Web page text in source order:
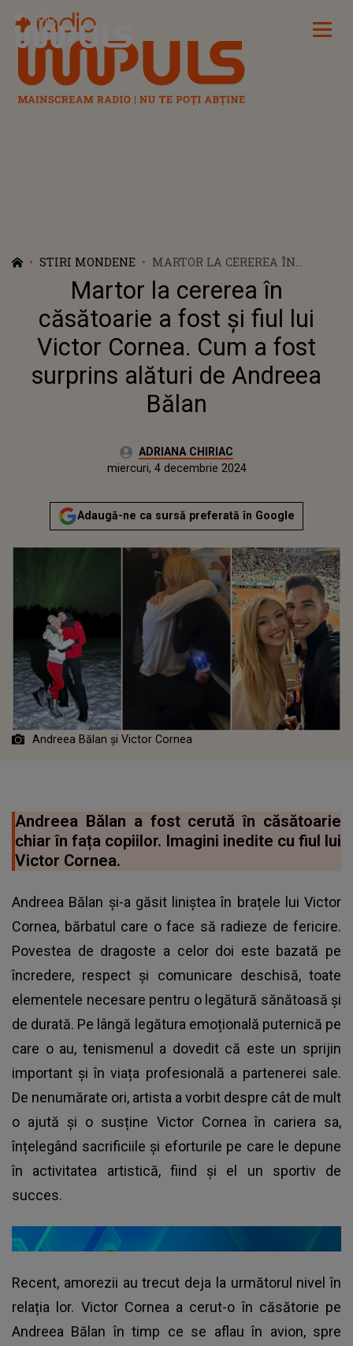
Radio Impuls
STIRI MONDENE
MARTOR LA CEREREA ÎN
CĂSĂTOARIE A FOST ȘI FIUL
LUI VICTOR CORNEA. CUM A
FOST SURPRINS ALĂTURI DE
ANDREEA BĂLAN
Martor la cererea în
căsătoarie a fost și fiul lui
Victor Cornea. Cum a fost
surprins alături de Andreea
Bălan
Autor:ADRIANA CHIRIAC
miercuri, 4 decembrie 2024
Actualizat:
miercuri, 4 decembrie 2024
Adaugă-ne ca sursă preferată în Google
Andreea Bălan și Victor Cornea
Andreea Bălan a fost cerută în căsătoarie
chiar în fața copiilor. Imagini inedite cu fiul lui
Victor Cornea.
Andreea Bălan și-a găsit liniștea în brațele lui Victor
Cornea, bărbatul care o face să radieze de fericire.
Povestea de dragoste a celor doi este bazată pe
încredere, respect și comunicare deschisă, toate
elementele necesare pentru o legătură sănătoasă și
de durată. Pe lângă legătura emoțională puternică pe
care o au, tenismenul a dovedit că este un sprijin
important și în viața profesională a partenerei sale.
De nenumărate ori, artista a vorbit despre cât de mult
o ajută și o susține Victor Cornea în cariera sa,
înțelegând sacrificiile și eforturile pe care le depune
în activitatea artistică, fiind și el un sportiv de
succes.
Recent, amorezii au trecut deja la următorul nivel în
relația lor. Victor Cornea a cerut-o în căsătorie pe
Andreea Bălan în timp ce se aflau în avion, spre